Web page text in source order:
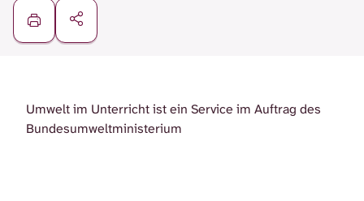
Umwelt im Unterricht ist ein Service im Auftrag des
Bundesumweltministerium